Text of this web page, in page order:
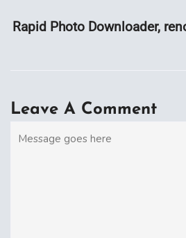
Rapid Photo Downloader,
Leave A Comment